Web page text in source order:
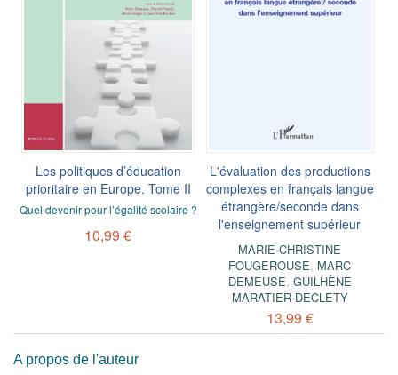
Les politiques d’éducation
prioritaire en Europe. Tome II
Quel devenir pour l’égalité scolaire ?
10,99 €
L'évaluation des productions
complexes en français langue
étrangère/seconde dans
l'enseignement supérieur
MARIE-CHRISTINE
FOUGEROUSE, MARC
DEMEUSE, GUILHÈNE
MARATIER-DECLETY
13,99 €
A propos de l'auteur